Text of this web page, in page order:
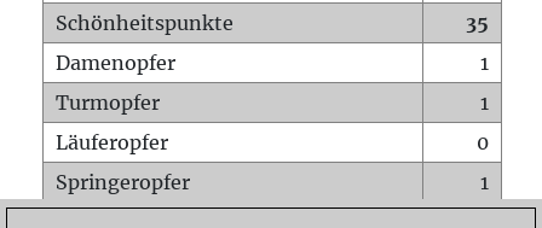
Schönheitspunkte
35
Damenopfer
1
Turmopfer
1
Läuferopfer
0
Springeropfer
1